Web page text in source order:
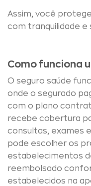
Assim, você
com tranquilidade e
Como funciona
O seguro saúde
onde o segurado
com o plano
recebe cobertura
consultas, exames
pode escolher os
estabelecimentos
reembolsado
estabelecidos na